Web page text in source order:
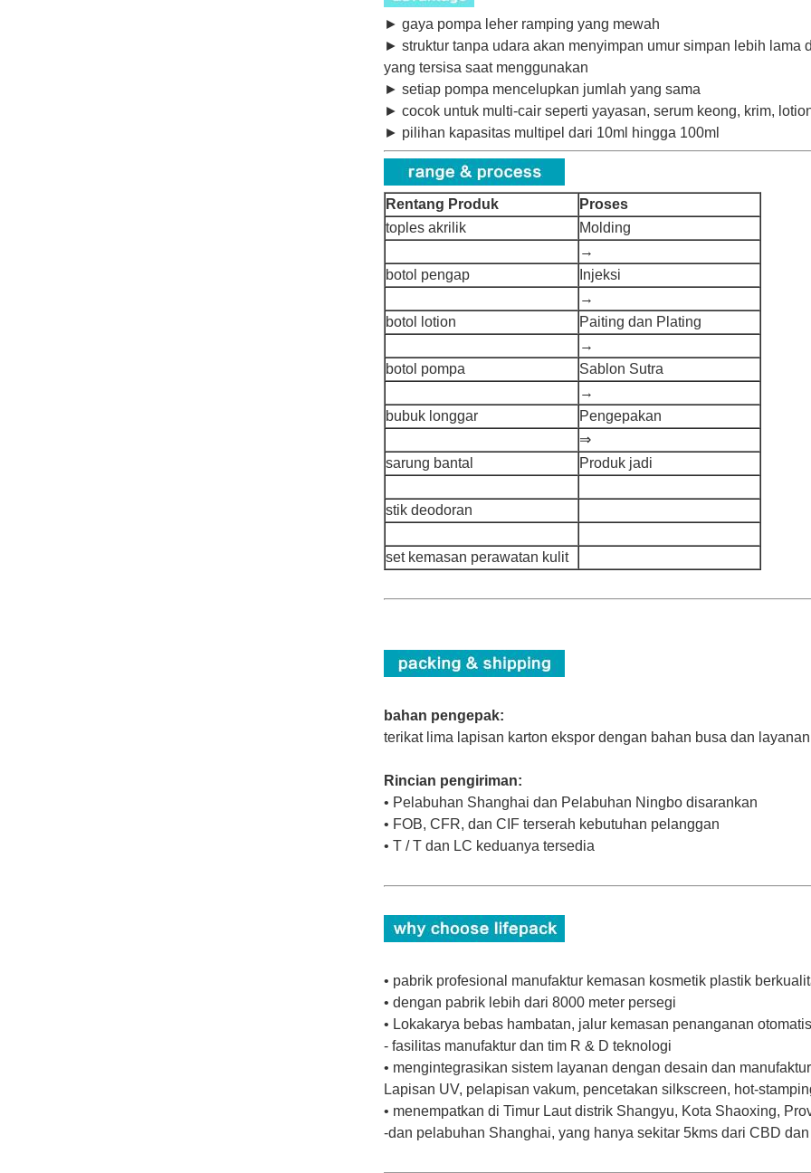
► gaya pompa leher ramping yang mewah
► struktur tanpa udara akan menyimpan umur simpan lebih lama
yang tersisa saat menggunakan
► setiap pompa mencelupkan jumlah yang sama
► cocok untuk multi-cair seperti yayasan, serum keong, krim,
► pilihan kapasitas multipel dari 10ml hingga 100ml
Rentang Produk
Proses
toples akrilik
Molding
→
botol pengap
Injeksi
→
botol lotion
Paiting dan Plating
→
botol pompa
Sablon Sutra
→
bubuk longgar
Pengepakan
⇒
sarung bantal
Produk jadi
stik deodoran
set kemasan perawatan kulit
bahan pengepak:
terikat lima lapisan karton ekspor dengan bahan busa dan
Rincian pengiriman:
• Pelabuhan Shanghai dan Pelabuhan Ningbo disarankan
• FOB, CFR, dan CIF terserah kebutuhan pelanggan
• T / T dan LC keduanya tersedia
• pabrik profesional manufaktur kemasan kosmetik plastik
• dengan pabrik lebih dari 8000 meter persegi
• Lokakarya bebas hambatan, jalur kemasan penanganan
- fasilitas manufaktur dan tim R & D teknologi
• mengintegrasikan sistem layanan dengan desain dan
Lapisan UV, pelapisan vakum, pencetakan silkscreen, hot-
• menempatkan di Timur Laut distrik Shangyu, Kota Shaoxing,
-dan pelabuhan Shanghai, yang hanya sekitar 5kms dari CBD